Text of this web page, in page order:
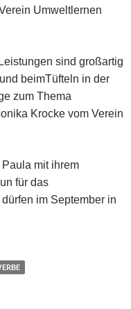
Umweltlernen
sind großartig
beimTüfteln in der
zum Thema
Krocke vom Verein
Paula mit ihrem
für das
im September in